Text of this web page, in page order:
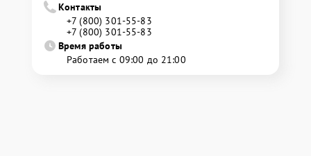
Контакты
+7 (800) 301-55-83
+7 (800) 301-55-83
Время работы
Работаем с 09:00 до 21:00